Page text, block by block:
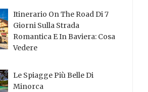
Itinerario On The Road Di 7
Giorni Sulla Strada
Romantica E In Baviera: Cosa
Vedere
Le Spiagge Più Belle Di
Minorca